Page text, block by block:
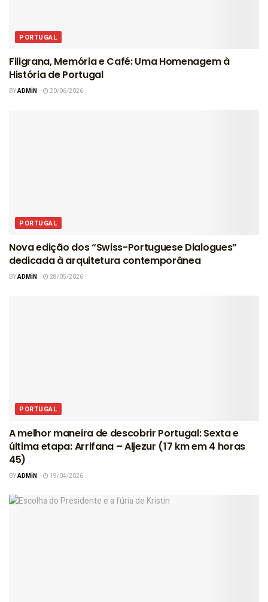
PORTUGAL
Filigrana, Memória e Café: Uma Homenagem à
História de Portugal
BYADMIN 20/06/2026
PORTUGAL
Nova edição dos “Swiss-Portuguese Dialogues”
dedicada à arquitetura contemporânea
BYADMIN 28/05/2026
PORTUGAL
A melhor maneira de descobrir Portugal: Sexta e
última etapa: Arrifana – Aljezur (17 km em 4 horas
45)
BYADMIN 19/04/2026